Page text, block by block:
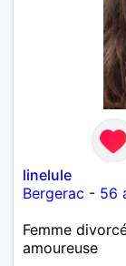
linelule
Bergerac - 56
Femme
amoureuse